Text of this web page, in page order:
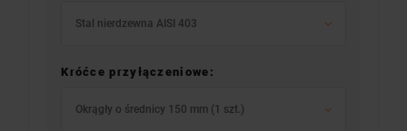
Stal nierdzewna AISI 403
Króćce przyłączeniowe:
Okrągły o średnicy 150 mm (1 szt.)